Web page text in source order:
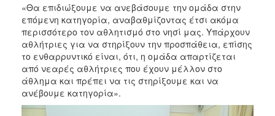
«Θα επιδιώξουμε να ανεβάσουμε την ομάδα στην
επόμενη κατηγορία, αναβαθμίζοντας έτσι ακόμα
περισσότερο τον αθλητισμό στο νησί μας. Υπάρχουν
αθλήτριες για να στηρίξουν την προσπάθεια, επίσης
το ενθαρρυντικό είναι, ότι, η ομάδα απαρτίζεται
από νεαρές αθλήτριες που έχουν μέλλον στο
άθλημα και πρέπει να τις στηρίξουμε και να
ανέβουμε κατηγορία».